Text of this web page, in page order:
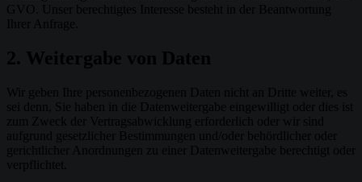
GVO. Unser berechtigtes Interesse besteht in der Beantwortung
Ihrer Anfrage.
2. Weitergabe von Daten
Wir geben Ihre personenbezogenen Daten nicht an Dritte weiter, es
sei denn, Sie haben in die Datenweitergabe eingewilligt oder dies ist
zum Zweck der Vertragsabwicklung erforderlich oder wir sind
aufgrund gesetzlicher Bestimmungen und/oder behördlicher oder
gerichtlicher Anordnungen zu einer Datenweitergabe berechtigt oder
verpflichtet.